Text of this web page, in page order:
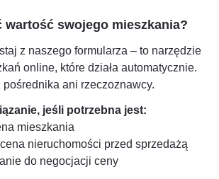
wartość swojego mieszkania?
z naszego formularza – to narzędzie
online, które działa automatycznie.
pośrednika ani rzeczoznawcy.
jeśli potrzebna jest:
mieszkania
nieruchomości przed sprzedażą
do negocjacji ceny